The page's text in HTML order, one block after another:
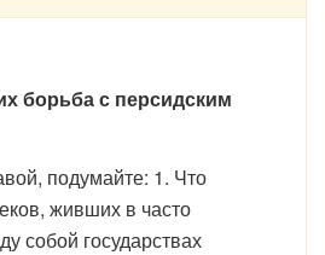
борьба с персидским
подумайте: 1. Что
живших в часто
собой государствах